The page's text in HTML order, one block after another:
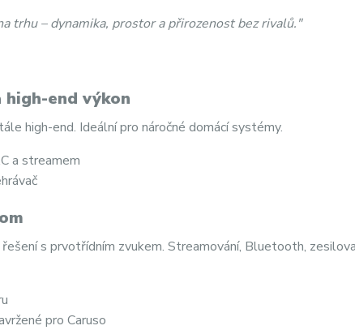
trhu – dynamika, prostor a přirozenost bez rivalů."
high-end výkon
high-end. Ideální pro náročné domácí systémy.
a streamem
řešení s prvotřídním zvukem. Streamování, Bluetooth,
pro Caruso